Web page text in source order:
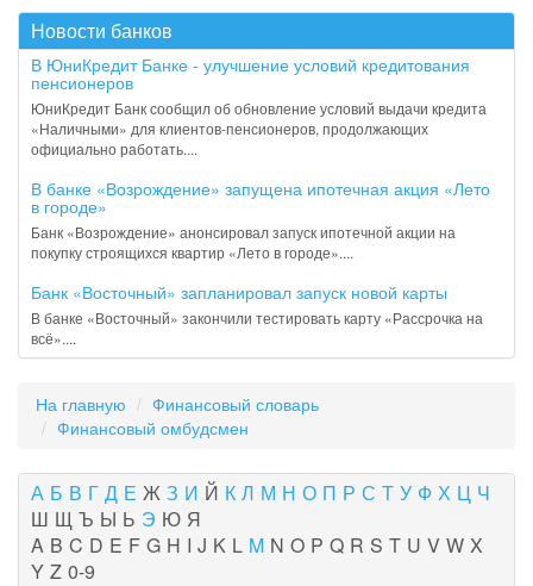
Новости банков
В ЮниКредит Банке - улучшение условий кредитования
пенсионеров
ЮниКредит Банк сообщил об обновление условий выдачи кредита
«Наличными» для клиентов-пенсионеров, продолжающих
официально работать....
В банке «Возрождение» запущена ипотечная акция «Лето
в городе»
Банк «Возрождение» анонсировал запуск ипотечной акции на
покупку строящихся квартир «Лето в городе»....
Банк «Восточный» запланировал запуск новой карты
В банке «Восточный» закончили тестировать карту «Рассрочка на
всё»....
На главную
Финансовый словарь
Финансовый омбудсмен
А Б В Г Д Е Ж З И Й К Л М Н О П Р С Т У Ф Х Ц Ч
Ш Щ Ъ Ы Ь Э Ю Я
A B C D E F G H I J K L M N O P Q R S T U V W X
Y Z 0-9